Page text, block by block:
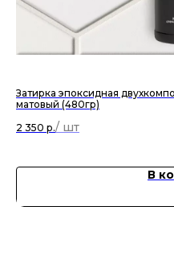
Затирка эпоксидная
матовый (480гр)
2 350 р.
В